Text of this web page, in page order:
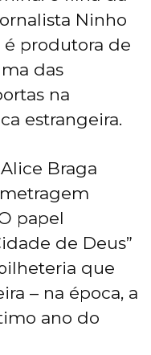
Ninho
é produtora de
das
na
estrangeira.
Braga
papel
de Deus”
que
– na época, a
ano do